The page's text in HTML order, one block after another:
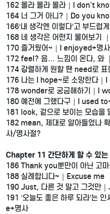
162 몰라 몰라 몰라｜I don't
164 너 그거 아니?｜Do you
166‘내 생각엔 이렇다’고 부드
168 네 생각은 어떤지 물어보기
170 즐거웠어~｜I enjoyed+명
172 feel? 음… 느낌이 온다, 와
174 강렬하게 원할 땐 need로
176 나는 I hope~로 소망한다｜
178 wonder로 궁금해하기｜I
180 예전에 그랬다구｜I used
181 look, 겉으로 보이는 모습을
182 mean, 제대로 알아들었나
사/명사절?
Chapter 11 간단하게 할 수 있는
186 Thank you뿐만이 아닌 고
188 실례합니다~｜Excuse me
190 Just, 다른 것 말고 그것만
191 ‘오늘도 좋은 하루 되라’는
e+명사